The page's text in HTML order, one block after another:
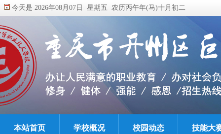
今天是 2026年08月07日 星期五 农历丙午年(马)十月初二
本站首页 学校概况 校园动态 技能大